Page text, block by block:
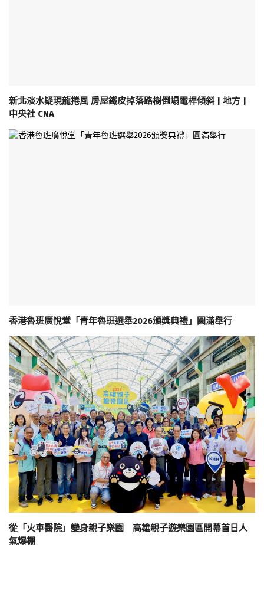
新北淡水疑現龍捲風 房屋鐵皮掉落路樹倒塌電桿傾斜 | 地方 |
中央社 CNA
香港魯班廣悅堂「青年魯班選舉2026頒獎典禮」圓滿舉行
從「火車醫院」變身親子樂園 高雄親子遊樂園區開幕首日人
氣爆棚